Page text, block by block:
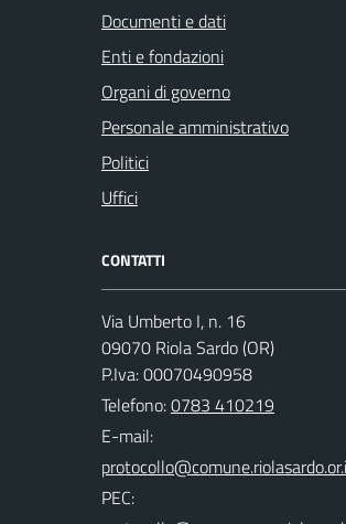
Documenti e dati
Enti e fondazioni
Organi di governo
Personale amministrativo
Politici
Uffici
CONTATTI
Via Umberto I, n. 16
09070 Riola Sardo (OR)
P.Iva: 00070490958
Telefono:0783 410219
E-mail:
PEC: